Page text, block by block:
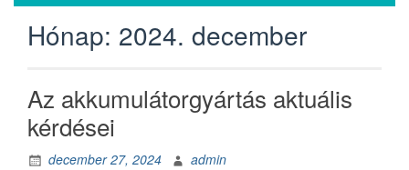
Hónap: 2024. december
Az akkumulátorgyártás aktuális
kérdései
december 27, 2024 admin